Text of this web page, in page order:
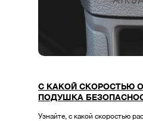
С КАКОЙ СКОРОСТЬЮ
ПОДУШКА
Узнайте, с какой скоростью